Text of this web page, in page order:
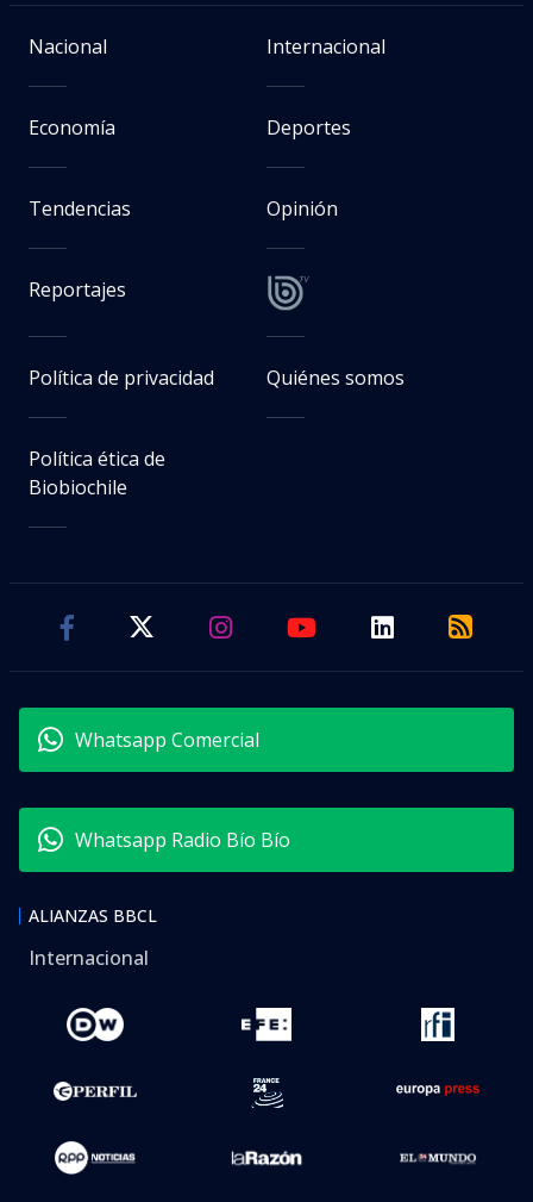
Nacional Internacional
Economía Deportes
Tendencias Opinión
Reportajes
Política de privacidad Quiénes somos
Política ética de
Biobiochile
Whatsapp Comercial
Whatsapp Radio Bío Bío
ALIANZAS BBCL
Internacional